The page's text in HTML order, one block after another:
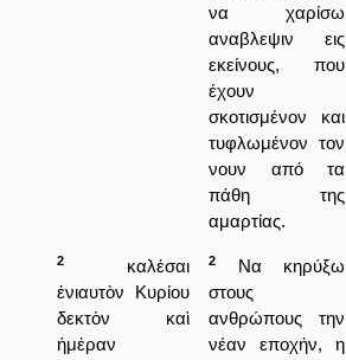
να χαρίσω
αναβλεψιν εις
εκείνους, που
έχουν
σκοτισμένον και
τυφλωμένον τον
νουν από τα
πάθη της
αμαρτίας.
2
καλέσαι
ἐνιαυτὸν Κυρίου
δεκτὸν καὶ
ἡμέραν
2
Να κηρύξω
στους
ανθρώπους την
νέαν εποχήν, η